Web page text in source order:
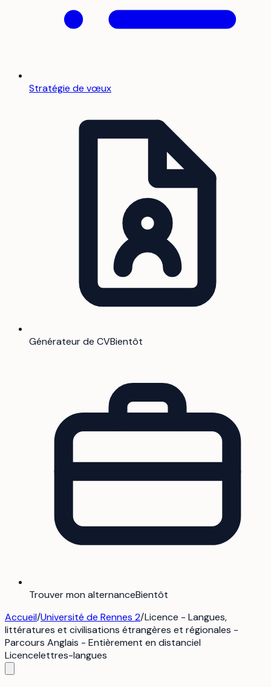
Stratégie de vœux
Générateur de CVBientôt
Trouver mon alternanceBientôt
Accueil/Université de Rennes 2/Licence - Langues,
littératures et civilisations étrangères et régionales -
Parcours Anglais - Entièrement en distanciel
Licencelettres-langues